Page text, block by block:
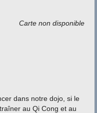
Carte non disponible
dans notre dojo, si le
au Qi Cong et au